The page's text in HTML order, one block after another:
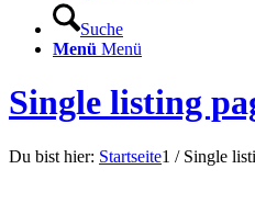
Suche
Menü Menü
Single listing
Du bist hier: Startseite1 / Single